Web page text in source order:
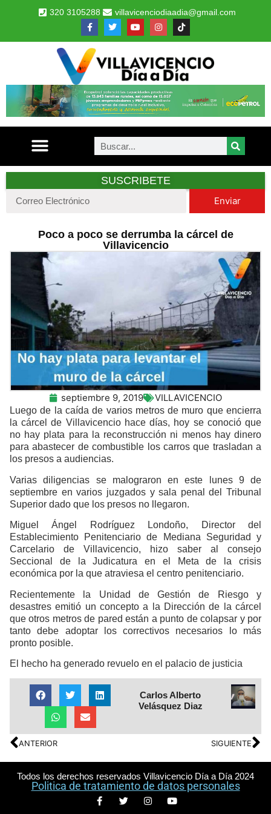
320 3105288 villavicenciodiaadia@gmail.com
SUSCRIBETE
Enviar
Poco a poco se derrumba la cárcel de
Villavicencio
septiembre 9, 2019 VILLAVICENCIO
Luego de la caída de varios metros de muro que encierra
la cárcel de Villavicencio hace días, hoy se conoció que
no hay plata para la reconstrucción ni menos hay dinero
para abastecer de combustible los carros que trasladan a
los presos a audiencias.
Varias diligencias se malograron en este lunes 9 de
septiembre en varios juzgados y sala penal del Tribunal
Superior dado que los presos no llegaron.
Miguel Ángel Rodríguez Londoño, Director del
Establecimiento Penitenciario de Mediana Seguridad y
Carcelario de Villavicencio, hizo saber al consejo
Seccional de la Judicatura en el Meta de la crisis
económica por la que atraviesa el centro penitenciario.
Recientemente la Unidad de Gestión de Riesgo y
desastres emitió un concepto a la Dirección de la cárcel
que otros metros de pared están a punto de colapsar y por
tanto debe adoptar los correctivos necesarios lo más
pronto posible.
El hecho ha generado revuelo en el palacio de justicia
Carlos Alberto
Velásquez Diaz
ANTERIOR SIGUIENTE
Todos los derechos reservados Villavicencio Día a Día 2024
Politica de tratamiento de datos personales